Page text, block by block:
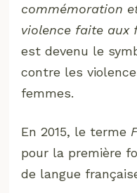
commémoration
violence faite aux
est devenu le
contre les
femmes.
En 2015, le terme
pour la première
de langue